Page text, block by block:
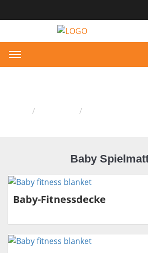
Baby
Baby-Fitnessdecke